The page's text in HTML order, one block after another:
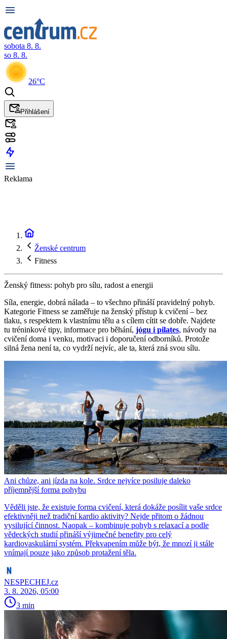
sobota 8. 8.
so 8. 8.
26°C
Přihlášení
Reklama
Ženské centrum
Fitness
Ženský fitness: pohyb pro sílu, radost a energii
Síla, energie, dobrá nálada – to všechno přináší pravidelný pohyb.
Kategorie Fitness se zaměřuje na ženský přístup k cvičení – bez
tlaku, s respektem k vlastnímu tělu a s cílem cítit se dobře. Najdete
tu tréninkové tipy, informace pro běhání, jógu i pilates, návody na
cvičení doma i venku, motivaci i doporučení odborníků. Protože
silná žena není ta, co vydrží nejvíc, ale ta, která zná svou sílu.
Ani chůze, ani jízda na kole. Srdce nejvíce posiluje daleko
příjemnější forma pohybu
Věděli jste, že existuje forma cvičení, která dokáže posílit vaše srdce
efektivněji než tradiční kardio aktivity? Nejde přitom o žádnou
vysilující činnost. Naopak – kombinuje pohyb s relaxací a podle
vědeckých studií přináší výjimečné benefity pro celý
kardiovaskulární systém. Překvapením může být, že mnozí ji stále
vnímají pouze jako způsob protažení těla.
NESPECHEJ.cz
3. 8. 2026, 05:00
3 min